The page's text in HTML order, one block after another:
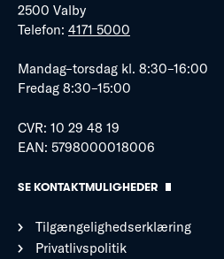
2500 Valby
Telefon: 4171 5000
Mandag–torsdag kl. 8:30–16:00
Fredag 8:30–15:00
CVR: 10 29 48 19
EAN: 5798000018006
SE KONTAKTMULIGHEDER
Tilgængelighedserklæring
Privatlivspolitik